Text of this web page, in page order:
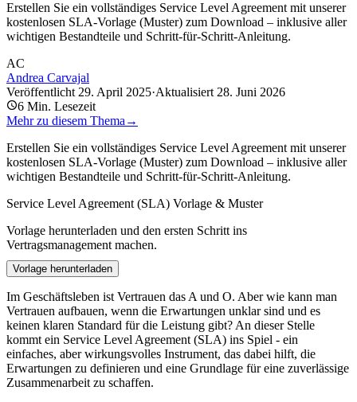
Erstellen Sie ein vollständiges Service Level Agreement mit unserer
kostenlosen SLA-Vorlage (Muster) zum Download – inklusive aller
wichtigen Bestandteile und Schritt-für-Schritt-Anleitung.
AC
Andrea Carvajal
Veröffentlicht 29. April 2025·Aktualisiert 28. Juni 2026
6 Min. Lesezeit
Mehr zu diesem Thema →
Erstellen Sie ein vollständiges Service Level Agreement mit unserer
kostenlosen SLA-Vorlage (Muster) zum Download – inklusive aller
wichtigen Bestandteile und Schritt-für-Schritt-Anleitung.
Service Level Agreement (SLA) Vorlage & Muster
Vorlage herunterladen und den ersten Schritt ins
Vertragsmanagement machen.
Vorlage herunterladen
Im Geschäftsleben ist Vertrauen das A und O. Aber wie kann man
Vertrauen aufbauen, wenn die Erwartungen unklar sind und es
keinen klaren Standard für die Leistung gibt? An dieser Stelle
kommt ein Service Level Agreement (SLA) ins Spiel - ein
einfaches, aber wirkungsvolles Instrument, das dabei hilft, die
Erwartungen zu definieren und eine Grundlage für eine zuverlässige
Zusammenarbeit zu schaffen.